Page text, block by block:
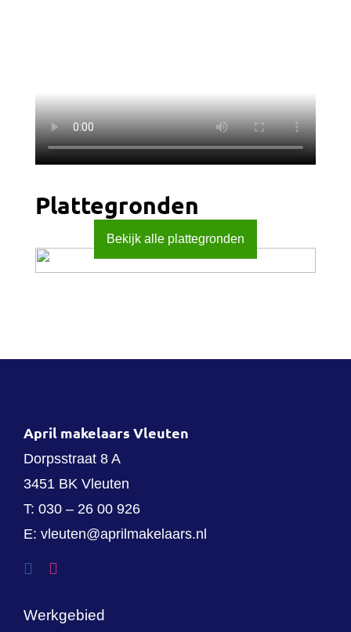
- Parkeren op eigen terrein en openbaar
parkeren in de omgeving;
Ben je op zoek naar een ruime, duurzame
tegenkomt? Maak dan snel een afspraak
voor een bezichtiging bij Kantbloemsingel 41
in Vleuten.
Plattegronden
Bekijk alle plattegronden
April makelaars Vleuten
Dorpsstraat 8 A
3451 BK Vleuten
T: 030 – 26 00 926
E: vleuten@aprilmakelaars.nl
Werkgebied